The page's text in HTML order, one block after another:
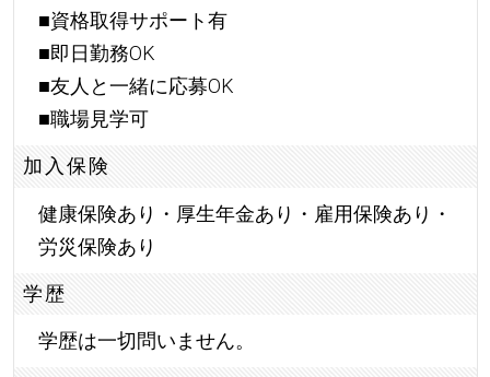
■資格取得サポート有
■即日勤務OK
■友人と一緒に応募OK
■職場見学可
加入保険
健康保険あり・厚生年金あり・雇用保険あり・
労災保険あり
学歴
学歴は一切問いません。